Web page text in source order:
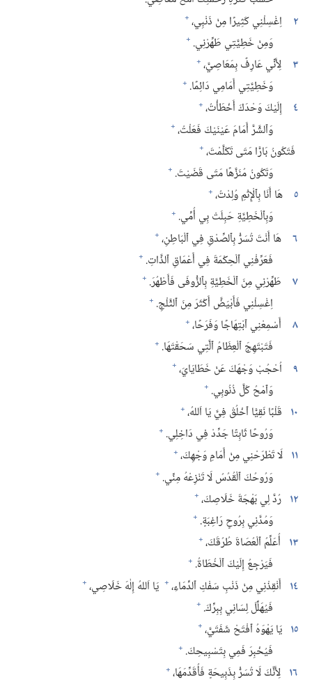
٢ اِغْسِلْنِي كَثِيرًا مِنْ ذَنْبِي،‏ +
وَمِنْ خَطِيَّتِي طَهِّرْنِي.‏ +
٣ لِأَنِّي عَارِفٌ بِمَعَاصِيَّ،‏ +
وَخَطِيَّتِي أَمَامِي دَائِمًا.‏ +
٤ إِلَيْكَ وَحْدَكَ أَخْطَأْتُ،‏ +
وَٱلشَّرَّ أَمَامَ عَيْنَيْكَ فَعَلْتُ،‏ +
فَتَكُونُ بَارًّا مَتَى تَكَلَّمْتَ،‏ +
وَتَكُونُ مُنَزَّهًا مَتَى قَضَيْتَ.‏ +
٥ هَا أَنَا بِٱلْإِثْمِ وُلِدْتُ،‏ +
وَبِٱلْخَطِيَّةِ حَبِلَتْ بِي أُمِّي.‏ +
٦ هَا أَنْتَ تُسَرُّ بِٱلصِّدْقِ فِي ٱلْبَاطِنِ،‏ +
فَعَرِّفْنِي ٱلْحِكْمَةَ فِي أَعْمَاقِ ٱلذَّاتِ.‏ +
٧ طَهِّرْنِي مِنَ ٱلْخَطِيَّةِ بِٱلزُّوفَى فَأَطْهُرَ.‏ +
اِغْسِلْنِي فَأَبْيَضَّ أَكْثَرَ مِنَ ٱلثَّلْجِ.‏ +
٨ أَسْمِعْنِي ٱبْتِهَاجًا وَفَرَحًا،‏ +
فَتَبْتَهِجَ ٱلْعِظَامُ ٱلَّتِي سَحَقْتَهَا.‏ +
٩ اُحْجُبْ وَجْهَكَ عَنْ خَطَايَايَ،‏ +
وَٱمْحُ كُلَّ ذُنُوبِي.‏ +
١٠ قَلْبًا نَقِيًّا ٱخْلُقْ فِيَّ يَا اَللهُ،‏ +
وَرُوحًا ثَابِتًا جَدِّدْ فِي دَاخِلِي.‏ +
١١ لَا تَطْرَحْنِي مِنْ أَمَامِ وَجْهِكَ،‏ +
وَرُوحُكَ ٱلْقُدُسُ لَا تَنْزِعْهُ مِنِّي.‏ +
١٢ رُدَّ لِي بَهْجَةَ خَلَاصِكَ،‏ +
وَمُدَّنِي بِرُوحٍ رَاغِبَةٍ.‏ +
١٣ أُعَلِّمُ ٱلْعُصَاةَ طُرُقَكَ،‏ +
فَيَرْجِعُ إِلَيْكَ ٱلْخُطَاةُ.‏ +
١٤ أَنْقِذْنِي مِنْ ذَنْبِ سَفْكِ ٱلدِّمَاءِ،‏ + يَا اَللهُ إِلٰهَ خَلَاصِي،‏ +
فَيُهَلِّلَ لِسَانِي بِبِرِّكَ.‏ +
١٥ يَا يَهْوَهُ ٱفْتَحْ شَفَتَيَّ،‏ +
فَيُخْبِرَ فَمِي بِتَسْبِيحِكَ.‏ +
١٦ لِأَنَّكَ لَا تُسَرُّ بِذَبِيحَةٍ فَأُقَدِّمَهَا،‏ +